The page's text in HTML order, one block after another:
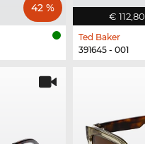
42 %
€ 112,80
Ted Baker
391645 - 001